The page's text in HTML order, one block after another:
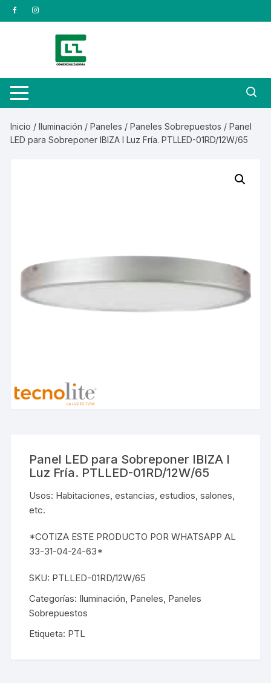
Saltar
al
Inicio /Iluminación /Paneles /Paneles Sobrepuestos / Panel
LED para Sobreponer IBIZA I Luz Fría. PTLLED-01RD/12W/65
Panel LED para Sobreponer IBIZA I
Luz Fría. PTLLED-01RD/12W/65
Usos: Habitaciones, estancias, estudios, salones,
etc.
*COTIZA ESTE PRODUCTO POR WHATSAPP AL
33-31-04-24-63*
SKU: PTLLED-01RD/12W/65
Categorías: Iluminación Paneles Paneles
Sobrepuestos
Etiqueta: PTL